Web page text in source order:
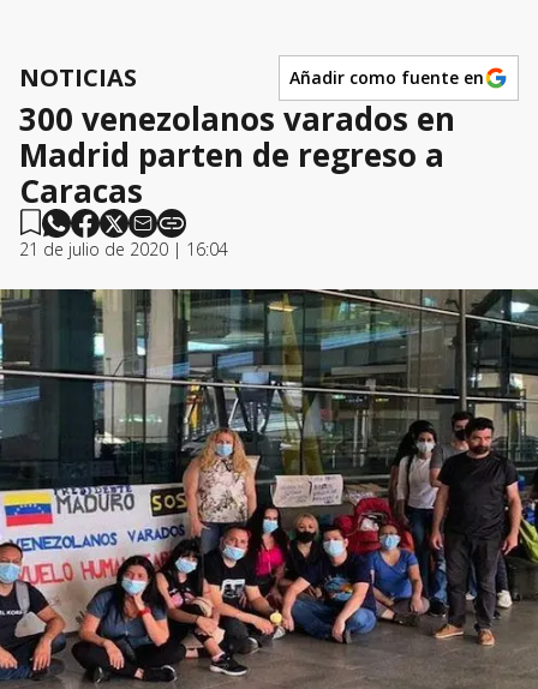
NOTICIAS Añadir como fuente en
300 venezolanos varados en
Madrid parten de regreso a
Caracas
21 de julio de 2020 | 16:04